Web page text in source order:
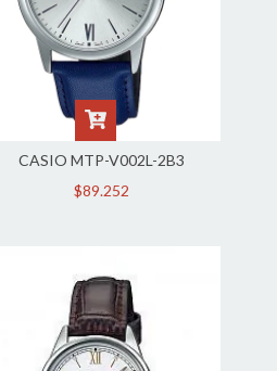
CASIO MTP-V002L-2B3
$89.252